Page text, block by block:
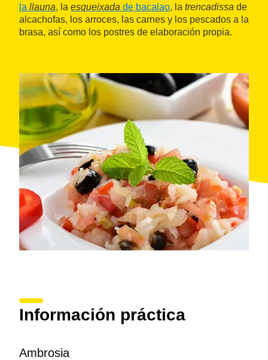
la llauna, la esqueixada de bacalao, la trencadissa de
alcachofas, los arroces, las carnes y los pescados a la
brasa, así como los postres de elaboración propia.
Información práctica
Ambrosia